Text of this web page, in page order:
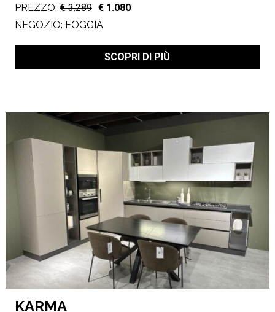
PREZZO: € 3.289 € 1.080
NEGOZIO: FOGGIA
SCOPRI DI PIÙ
KARMA